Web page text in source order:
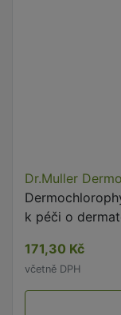
Dr.Muller
k péči o
171,30 Kč
včetně DPH